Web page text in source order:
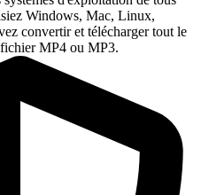
Windows, Mac, Linux,
convertir et télécharger tout le
MP4 ou MP3.